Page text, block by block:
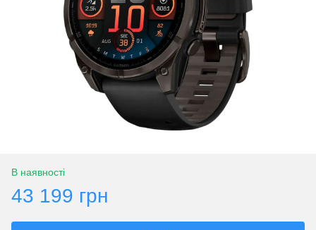
В наявності
43 199 грн